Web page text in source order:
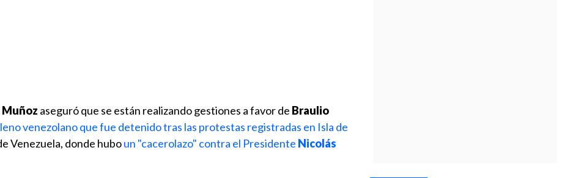
aseguró que se están realizando gestiones a favor de Braulio
venezolano que fue detenido tras las protestas registradas en Isla de
Venezuela, donde huboun "cacerolazo" contra el Presidente Nicolás